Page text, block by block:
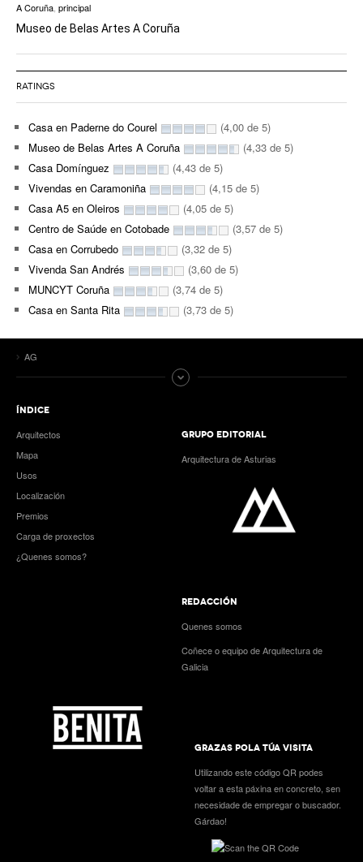
A Coruña, principal
Museo de Belas Artes A Coruña
RATINGS
Casa en Paderne do Courel
(4,00 de 5)
Museo de Belas Artes A Coruña
(4,33 de 5)
Casa Domínguez
(4,43 de 5)
Vivendas en Caramoniña
(4,15 de 5)
Casa A5 en Oleiros
(4,05 de 5)
Centro de Saúde en Cotobade
(3,57 de 5)
Casa en Corrubedo
(3,32 de 5)
Vivenda San Andrés
(3,60 de 5)
MUNCYT Coruña
(3,74 de 5)
Casa en Santa Rita
(3,73 de 5)
AG
ÍNDICE
Arquitectos
Mapa
Usos
Localización
Premios
Carga de proxectos
¿Quenes somos?
GRUPO EDITORIAL
Arquitectura de Asturias
REDACCIÓN
Quenes somos
Coñece o equipo de Arquitectura de
Galicia
GRAZAS POLA TÚA VISITA
Utilizando este código QR podes
voltar a esta páxina en concreto, sen
necesidade de empregar o buscador.
Gárdao!